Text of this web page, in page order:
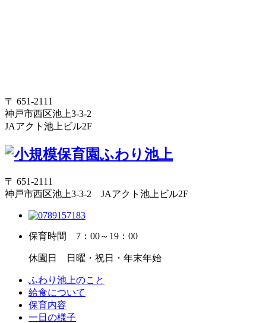
〒 651-2111
神戸市西区池上3-3-2
JAアクト池上ビル2F
〒 651-2111
神戸市西区池上3-3-2 JAアクト池上ビル2F
保育時間 7：00～19：00
休園日 日曜・祝日・年末年始
ふわり池上のこと
給食について
保育内容
一日の様子